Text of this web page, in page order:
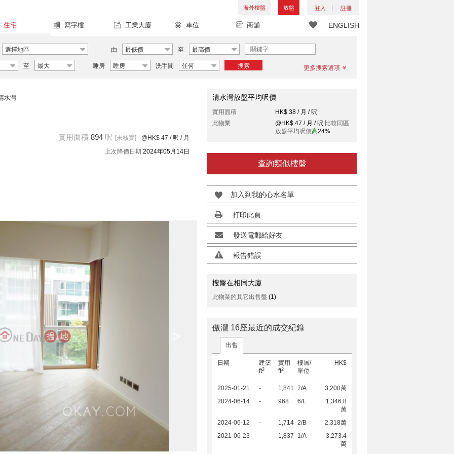
海外樓盤 放盤 登入 註冊
ENGLISH
住宅 寫字樓 工業大廈 車位 商舖
選擇地區 由 最低價 至 最高價
至 最大 睡房 睡房 洗手間 任何 搜索 更多搜索選項
水灣
實用面積 894 呎 [未核實] @HK$ 47 / 呎 / 月
上次降價日期 2024年05月14日
清水灣放盤平均呎價
實用面積
HK$ 38 / 月 / 呎
此物業
@HK$ 47 / 月 / 呎 比較同區
放盤平均呎價高24%
查詢類似樓盤
加入到我的心水名單
打印此頁
發送電郵給好友
報告錯誤
樓盤在相同大廈
此物業的其它出售盤 (1)
傲瀧 16座最近的成交紀錄
出售
日期
建築
ft2
實用
ft2
樓層/
單位
HK$
2025-01-21 - 1,841 7/A
3,200萬
2024-06-14
- 968 6/E
1,346.8
萬
2024-06-12
- 1,714 2/B
2,318萬
2021-06-23
- 1,837 1/A
3,273.4
萬